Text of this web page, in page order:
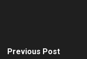
Previous Post